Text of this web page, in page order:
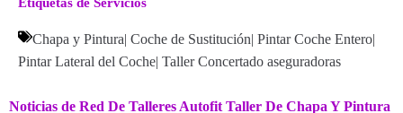
Chapa y Pintura| Coche de Sustitución| Pintar Coche Entero|
Pintar Lateral del Coche| Taller Concertado aseguradoras
Noticias de Red De Talleres Autofit Taller De Chapa Y Pintura